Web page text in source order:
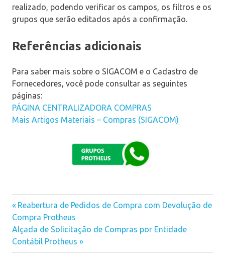
realizado, podendo verificar os campos, os filtros e os
grupos que serão editados após a confirmação.
Referências adicionais
Para saber mais sobre o SIGACOM e o Cadastro de
Fornecedores, você pode consultar as seguintes
páginas:
PÁGINA CENTRALIZADORA COMPRAS
Mais Artigos Materiais – Compras (SIGACOM)
Navegação
de
Post
Previous
Post:
Reabertura de Pedidos de Compra com Devolução de
Compra Protheus
Next
Post:
Alçada de Solicitação de Compras por Entidade
Contábil Protheus